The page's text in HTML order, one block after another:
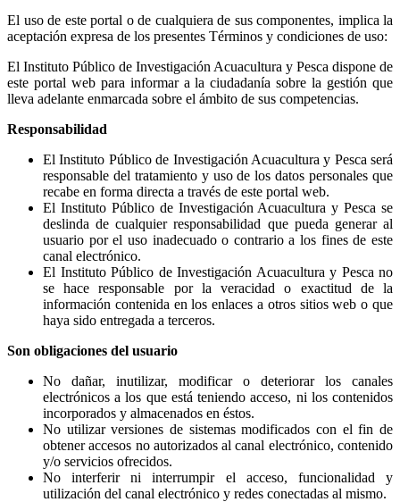
El uso de este portal o de cualquiera de sus componentes, implica la
aceptación expresa de los presentes Términos y condiciones de uso:
El Instituto Público de Investigación Acuacultura y Pesca dispone de
este portal web para informar a la ciudadanía sobre la gestión que
lleva adelante enmarcada sobre el ámbito de sus competencias.
Responsabilidad
El Instituto Público de Investigación Acuacultura y Pesca será
responsable del tratamiento y uso de los datos personales que
recabe en forma directa a través de este portal web.
El Instituto Público de Investigación Acuacultura y Pesca se
deslinda de cualquier responsabilidad que pueda generar al
usuario por el uso inadecuado o contrario a los fines de este
canal electrónico.
El Instituto Público de Investigación Acuacultura y Pesca no
se hace responsable por la veracidad o exactitud de la
información contenida en los enlaces a otros sitios web o que
haya sido entregada a terceros.
Son obligaciones del usuario
No dañar, inutilizar, modificar o deteriorar los canales
electrónicos a los que está teniendo acceso, ni los contenidos
incorporados y almacenados en éstos.
No utilizar versiones de sistemas modificados con el fin de
obtener accesos no autorizados al canal electrónico, contenido
y/o servicios ofrecidos.
No interferir ni interrumpir el acceso, funcionalidad y
utilización del canal electrónico y redes conectadas al mismo.